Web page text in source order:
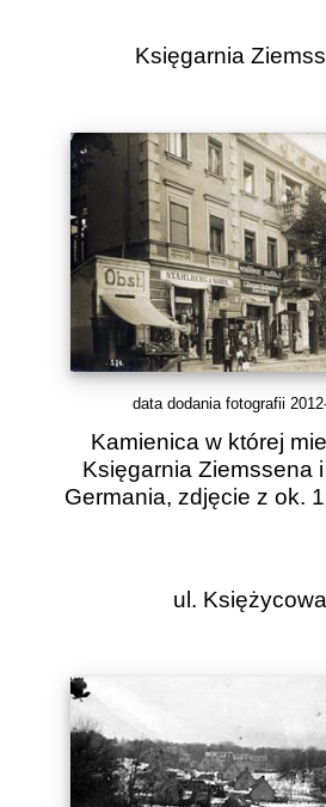
Księgarnia
data dodania fotografii
Kamienica w której
Księgarnia Ziemssena
Germania, zdjęcie z ok.
ul. Księżycowa